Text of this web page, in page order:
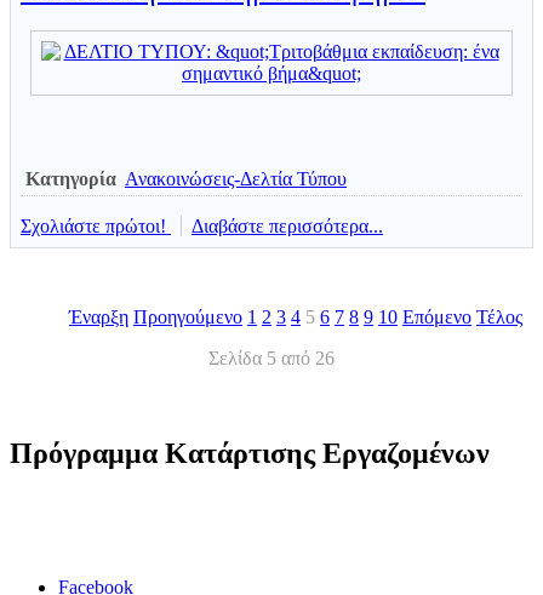
Κατηγορία Ανακοινώσεις-Δελτία Τύπου
Σχολιάστε πρώτοι! Διαβάστε περισσότερα...
Έναρξη Προηγούμενο 1 2 3 4 5 6 7 8 9 10 Επόμενο Τέλος
Σελίδα 5 από 26
Πρόγραμμα Κατάρτισης Εργαζομένων
Facebook